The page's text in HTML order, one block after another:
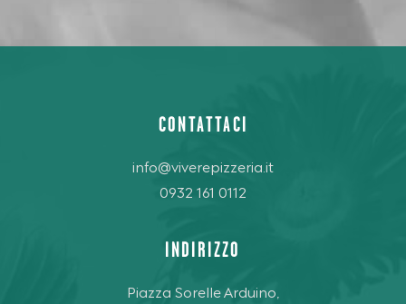
CONTATTACI
info@viverepizzeria.it
0932 161 0112
INDIRIZZO
Piazza Sorelle Arduino,